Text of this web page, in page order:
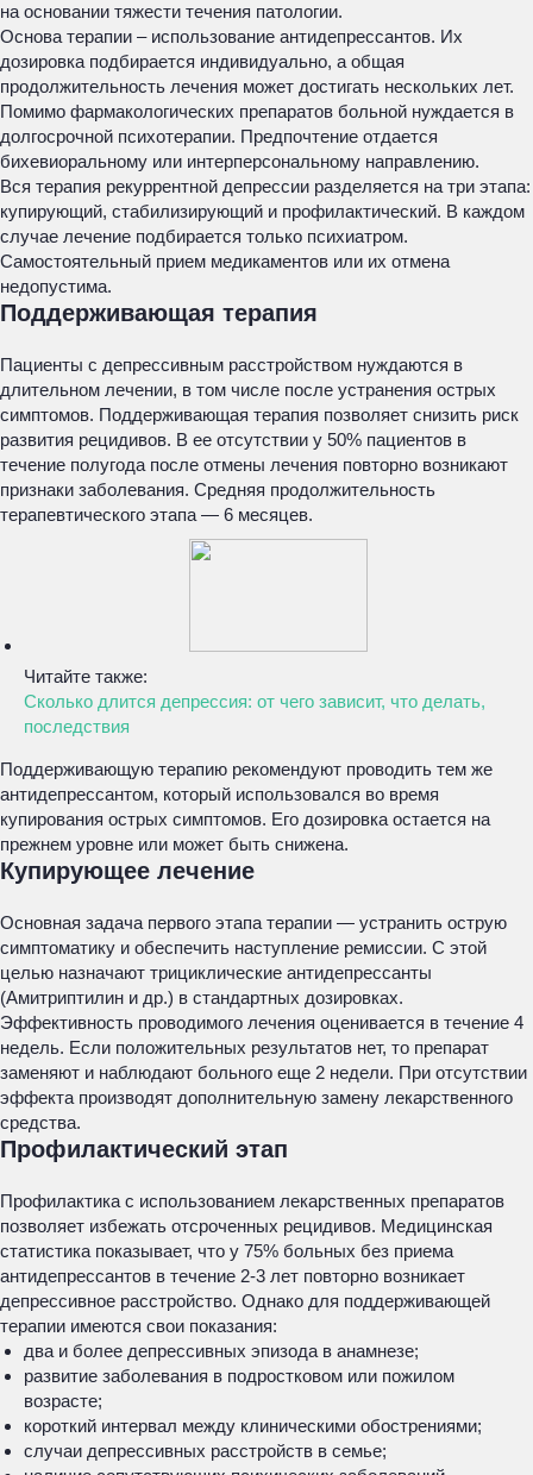
на основании тяжести течения патологии.
Основа терапии – использование антидепрессантов. Их
дозировка подбирается индивидуально, а общая
продолжительность лечения может достигать нескольких лет.
Помимо фармакологических препаратов больной нуждается в
долгосрочной психотерапии. Предпочтение отдается
бихевиоральному или интерперсональному направлению.
Вся терапия рекуррентной депрессии разделяется на три этапа:
купирующий, стабилизирующий и профилактический. В каждом
случае лечение подбирается только психиатром.
Самостоятельный прием медикаментов или их отмена
недопустима.
Поддерживающая терапия
Пациенты с депрессивным расстройством нуждаются в
длительном лечении, в том числе после устранения острых
симптомов. Поддерживающая терапия позволяет снизить риск
развития рецидивов. В ее отсутствии у 50% пациентов в
течение полугода после отмены лечения повторно возникают
признаки заболевания. Средняя продолжительность
терапевтического этапа — 6 месяцев.
Читайте также:
Сколько длится депрессия: от чего зависит, что делать,
последствия
Поддерживающую терапию рекомендуют проводить тем же
антидепрессантом, который использовался во время
купирования острых симптомов. Его дозировка остается на
прежнем уровне или может быть снижена.
Купирующее лечение
Основная задача первого этапа терапии — устранить острую
симптоматику и обеспечить наступление ремиссии. С этой
целью назначают трициклические антидепрессанты
(Амитриптилин и др.) в стандартных дозировках.
Эффективность проводимого лечения оценивается в течение 4
недель. Если положительных результатов нет, то препарат
заменяют и наблюдают больного еще 2 недели. При отсутствии
эффекта производят дополнительную замену лекарственного
средства.
Профилактический этап
Профилактика с использованием лекарственных препаратов
позволяет избежать отсроченных рецидивов. Медицинская
статистика показывает, что у 75% больных без приема
антидепрессантов в течение 2-3 лет повторно возникает
депрессивное расстройство. Однако для поддерживающей
терапии имеются свои показания:
два и более депрессивных эпизода в анамнезе;
развитие заболевания в подростковом или пожилом
возрасте;
короткий интервал между клиническими обострениями;
случаи депрессивных расстройств в семье;